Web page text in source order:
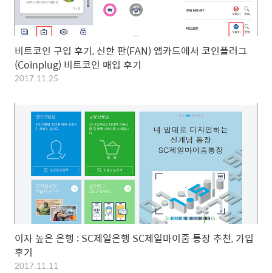
비트코인 구입 후기, 신한 판(FAN) 앱카드에서 코인플러그
(Coinplug) 비트코인 매입 후기
2017.11.25
이자 높은 은행 : SC제일은행 SC제일마이줌 통장 추천, 가입
후기
2017.11.11